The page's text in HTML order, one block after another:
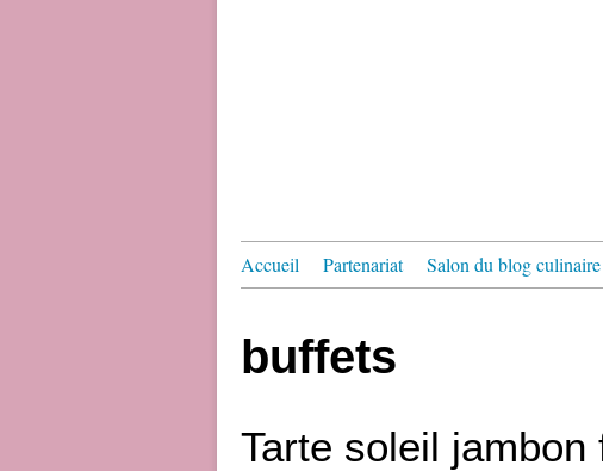
Accueil Partenariat Salon du blog culinaire
buffets
Tarte soleil jambon